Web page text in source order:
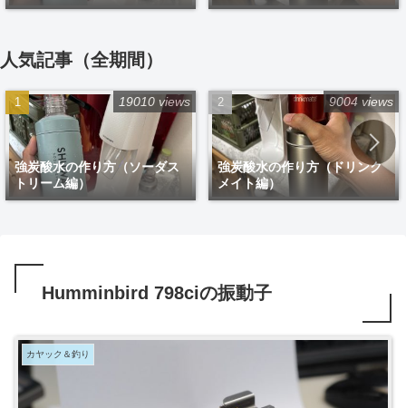
人気記事（全期間）
強炭酸水の作り方（ソーダス
トリーム編）
19010 views
強炭酸水の作り方（ドリンク
メイト編）
9004 views
Humminbird 798ciの振動子
カヤック＆釣り